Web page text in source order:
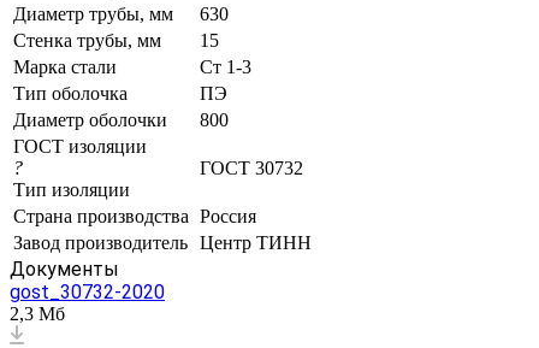
Диаметр трубы, мм
630
Стенка трубы, мм
15
Марка стали
Ст 1-3
Тип оболочка
ПЭ
Диаметр оболочки
800
ГОСТ изоляции
?
Тип изоляции
ГОСТ 30732
Страна производства Россия
Завод производитель Центр ТИНН
Документы
gost_30732-2020
2,3 Мб